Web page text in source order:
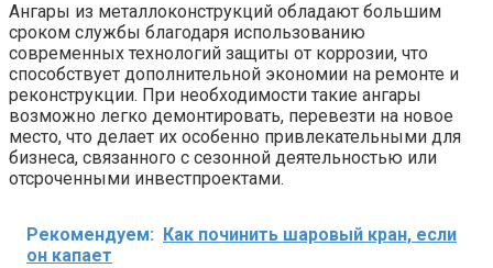
Ангары из металлоконструкций обладают большим
сроком службы благодаря использованию
современных технологий защиты от коррозии, что
способствует дополнительной экономии на ремонте и
реконструкции. При необходимости такие ангары
возможно легко демонтировать, перевезти на новое
место, что делает их особенно привлекательными для
бизнеса, связанного с сезонной деятельностью или
отсроченными инвестпроектами.
Рекомендуем:
Как починить шаровый кран, если
он капает